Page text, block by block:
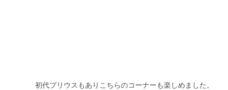
初代プリウスもありこちらのコーナーも楽しめました。